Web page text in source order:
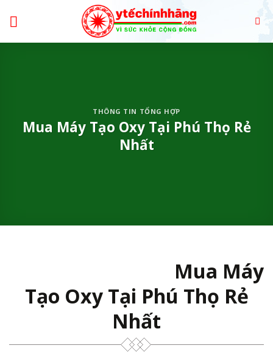
THÔNG TIN TỔNG HỢP
Mua Máy Tạo Oxy Tại Phú Thọ Rẻ
Nhất
Mua Máy
Tạo Oxy Tại Phú Thọ Rẻ
Nhất